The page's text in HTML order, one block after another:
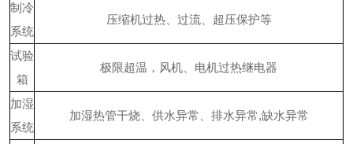
制冷
系统
压缩机过热、过流、超压保护等
试验
箱
极限超温，风机、电机过热继电器
加湿
系统
加湿热管干烧、供水异常、排水异常,缺水异常